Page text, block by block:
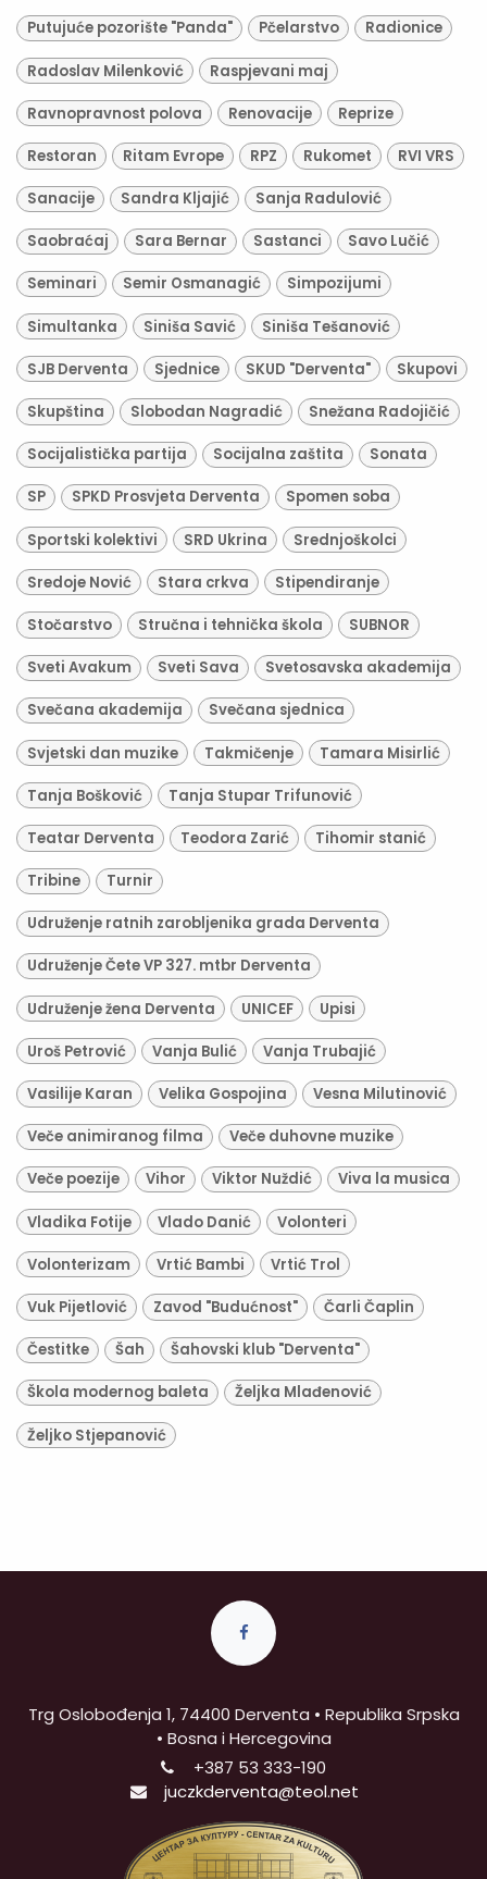
Putujuće pozorište "Panda" Pčelarstvo Radionice
Radoslav Milenković Raspjevani maj
Ravnopravnost polova Renovacije Reprize
Restoran Ritam Evrope RPZ Rukomet RVI VRS
Sanacije Sandra Kljajić Sanja Radulović
Saobraćaj Sara Bernar Sastanci Savo Lučić
Seminari Semir Osmanagić Simpozijumi
Simultanka Siniša Savić Siniša Tešanović
SJB Derventa Sjednice SKUD "Derventa" Skupovi
Skupština Slobodan Nagradić Snežana Radojičić
Socijalistička partija Socijalna zaštita Sonata
SP SPKD Prosvjeta Derventa Spomen soba
Sportski kolektivi SRD Ukrina Srednjoškolci
Sredoje Nović Stara crkva Stipendiranje
Stočarstvo Stručna i tehnička škola SUBNOR
Sveti Avakum Sveti Sava Svetosavska akademija
Svečana akademija Svečana sjednica
Svjetski dan muzike Takmičenje Tamara Misirlić
Tanja Bošković Tanja Stupar Trifunović
Teatar Derventa Teodora Zarić Tihomir stanić
Tribine Turnir
Udruženje ratnih zarobljenika grada Derventa
Udruženje Čete VP 327. mtbr Derventa
Udruženje žena Derventa UNICEF Upisi
Uroš Petrović Vanja Bulić Vanja Trubajić
Vasilije Karan Velika Gospojina Vesna Milutinović
Veče animiranog filma Veče duhovne muzike
Veče poezije Vihor Viktor Nuždić Viva la musica
Vladika Fotije Vlado Danić Volonteri
Volonterizam Vrtić Bambi Vrtić Trol
Vuk Pijetlović Zavod "Budućnost" Čarli Čaplin
Čestitke Šah Šahovski klub "Derventa"
Škola modernog baleta Željka Mlađenović
Željko Stjepanović
Trg Oslobođenja 1, 74400 Derventa • Republika Srpska
• Bosna i Hercegovina
+387 53 333-190
juczkderventa@teol.net